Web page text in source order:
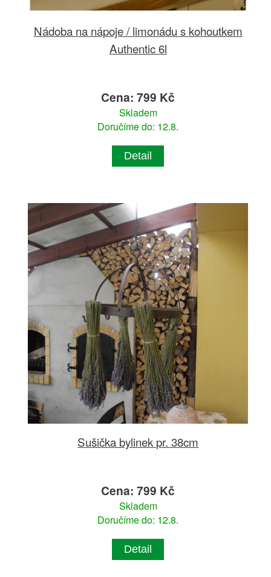
Nádoba na nápoje / limonádu s kohoutkem
Authentic 6l
Cena: 799 Kč
Skladem
Doručíme do: 12.8.
Detail
Sušička bylinek pr. 38cm
Cena: 799 Kč
Skladem
Doručíme do: 12.8.
Detail